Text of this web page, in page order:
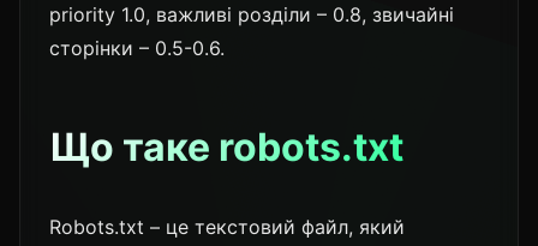
priority 1.0, важливі розділи – 0.8, звичайні
сторінки – 0.5-0.6.
Що таке robots.txt
Robots.txt – це текстовий файл, який